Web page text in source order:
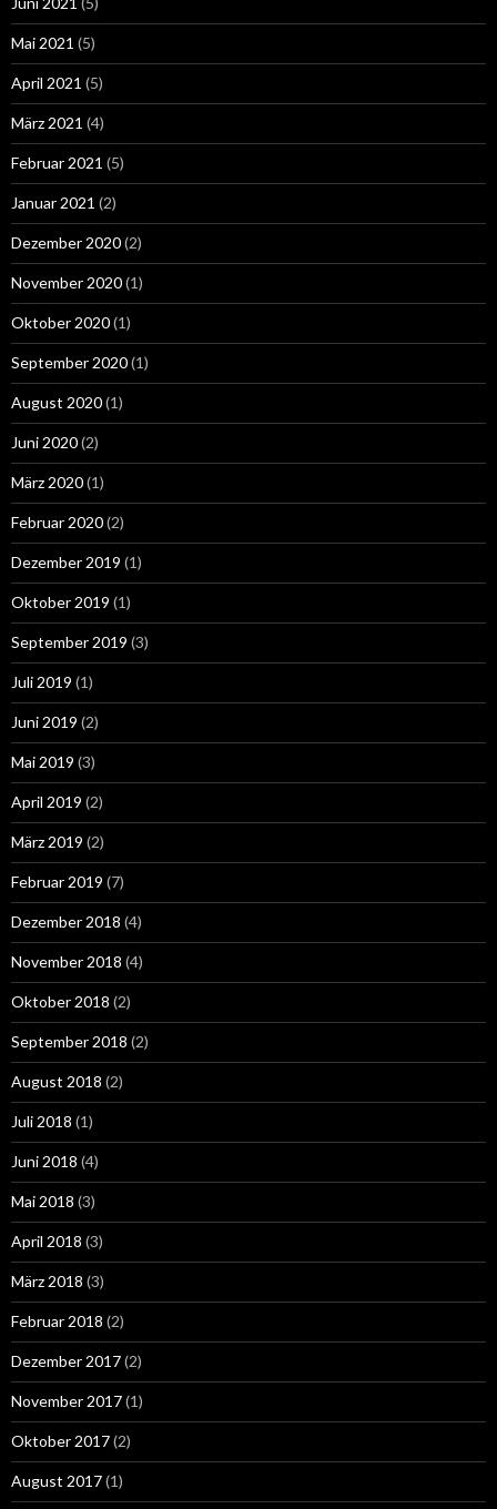
Mai 2021 (5)
April 2021 (5)
März 2021 (4)
Februar 2021 (5)
Januar 2021 (2)
Dezember 2020(2)
November 2020(1)
Oktober 2020(1)
September 2020(1)
August 2020(1)
Juni 2020(2)
März 2020(1)
Februar 2020(2)
Dezember 2019 (1)
Oktober 2019 (1)
September 2019 (3)
Juli 2019 (1)
Juni 2019 (2)
Mai 2019 (3)
April 2019 (2)
März 2019 (2)
Februar 2019 (7)
Dezember 2018 (4)
November 2018 (4)
Oktober 2018 (2)
September 2018 (2)
August 2018 (2)
Juli 2018 (1)
Juni 2018 (4)
Mai 2018 (3)
April 2018 (3)
März 2018 (3)
Februar 2018 (2)
Dezember 2017(2)
November 2017(1)
Oktober 2017(2)
August 2017(1)